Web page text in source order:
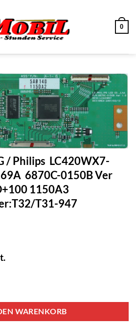
0
/ Philips LC420WX7-
6870C-0150B Ver
1150A3
T31-947
WARENKORB